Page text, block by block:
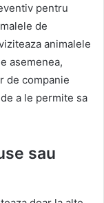
pentru
de
animalele
asemenea,
de companie
a le permite sa
sau